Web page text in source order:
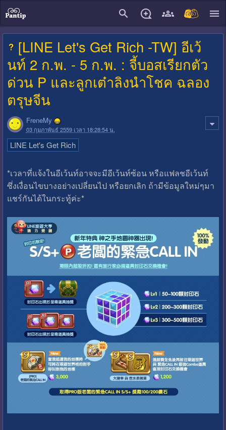
[LINE Let's Get Rich -TW] อีเว้
นท์ 2 ก.พ. - 5 ก.พ. : จี้บอสเรียกตัว
ด่วน P และลูกเต๋าลิงนำโชค ฉลอง
ตรุษจีน
FreneMy
03 กุมภาพันธ์ 2559 เวลา 18:28:54 น.
LINE Let's Get Rich
*เวลาที่แจ้งในอีเว้นท์อาจจะมีอีเว้นท์ซ้อน หรือแฟลชอีเว้นท์
ซึ่งเงื่อนไขบางอย่างเปลี่ยนไป หรือยกเลิก ถ้ามีข้อมูลใหม่ๆมา
แชร์กันได้ในกระทู้ค่ะ*
close